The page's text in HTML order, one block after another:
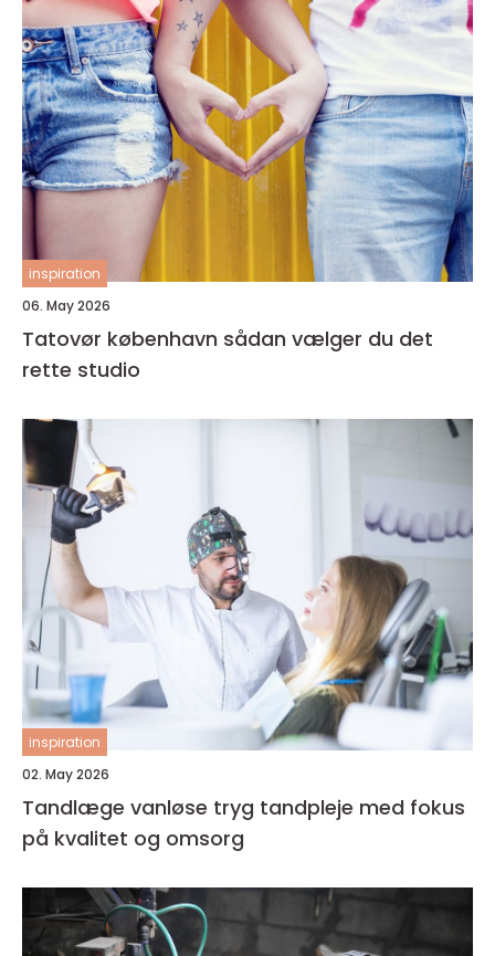
inspiration
06. May 2026
Tatovør københavn sådan vælger du det
rette studio
inspiration
02. May 2026
Tandlæge vanløse tryg tandpleje med fokus
på kvalitet og omsorg